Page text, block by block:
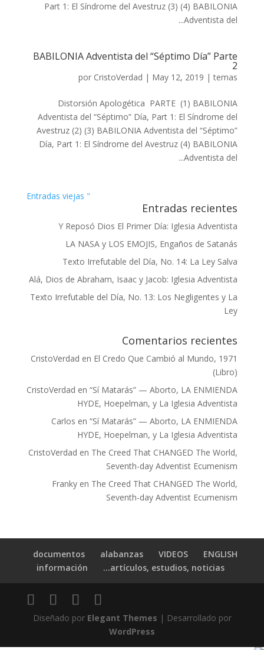
Part 1: El Síndrome del Avestruz (3) (4) BABILONIA
Adventista del...
BABILONIA Adventista del “Séptimo Día” Parte
2
por CristoVerdad | May 12, 2019 |temas
Distorsión Apologética PARTE (1) BABILONIA
Adventista del “Séptimo” Día, Part 1: El Síndrome del
Avestruz (2) (3) BABILONIA Adventista del “Séptimo”
Día, Part 1: El Síndrome del Avestruz (4) BABILONIA
Adventista del...
" Entradas viejas
Entradas recientes
Y Reposó Dios El Primer Día: Iglesia Adventista
LA NASA y LOS EMOJIS, Engaños de Satanás
Texto Irrefutable del Día, No. 14: La Ley Salva
Alá, Dios de Abraham, Isaac y Jacob: Iglesia Adventista
Texto Irrefutable del Día, No. 13: Los Negligentes y La
Ley
Comentarios recientes
CristoVerdad en El Credo Que Cambió al Mundo, 1971
(Libro)
CristoVerdad en“Sí Matarás” — Aborto, LA ENMIENDA
HYDE, Hoepelman, y La Iglesia Adventista
Carlos en“Sí Matarás” — Aborto, LA ENMIENDA
HYDE, Hoepelman, y La Iglesia Adventista
CristoVerdad en The Creed That CHANGED The World,
Seventh-day Adventist Ecumenism
Franky en The Creed That CHANGED The World,
Seventh-day Adventist Ecumenism
ENGLISH
VIDEOS
alabanzas
documentos
artículos, estudios, noticias…
información
Diseñado por Elegant Themes | Desarrollado por
WordPress